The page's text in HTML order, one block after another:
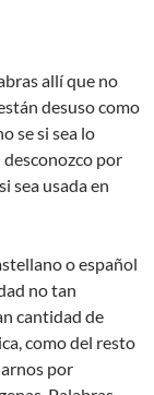
allí que no
desuso como
se si sea lo
desconozco por
sea usada en
o español
no tan
cantidad de
como del resto
por